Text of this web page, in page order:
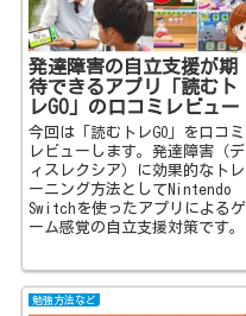
発達障害の自立支援が期
待できるアプリ「読むト
レGO」の口コミレビュー
今回は「読むトレGO」を口コミ
レビューします。発達障害（デ
ィスレクシア）に効果的なトレ
ーニング方法としてNintendo
Switchを使ったアプリによるゲ
ーム感覚の自立支援対策です。
勉強方法など